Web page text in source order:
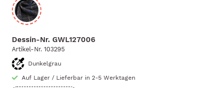
Dessin-Nr. GWL127006
Artikel-Nr. 103295
Dunkelgrau
Auf Lager / Lieferbar in 2-5 Werktagen